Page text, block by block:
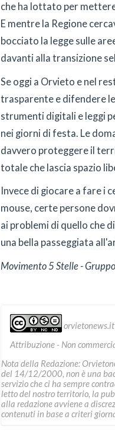
che ha lottato per
E mentre la Regione
bocciato la legge sulle
davanti alla transizione
Se oggi a Orvieto e nel
trasparente e difendere
strumenti digitali e leggi
nei giorni di festa. Le
davvero proteggere il
totale che lascia spazio
Invece di giocare a fare i
mouse, certe persone
ai problemi di quello che
una bella passeggiata
Movimento 5 Stelle -
orvietonews.it
Attribuzione - Non
Nota della Redazione:
del 14/12/2000, non è una
servizio che ci ha sempre
letto del nostro territorio, la
alla redazione avviene a
contenuti in base a criteri